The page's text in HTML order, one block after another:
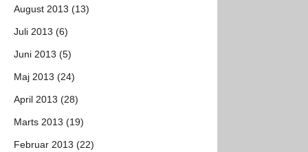
August 2013 (13)
Juli 2013 (6)
Juni 2013 (5)
Maj 2013 (24)
April 2013 (28)
Marts 2013 (19)
Februar 2013 (22)